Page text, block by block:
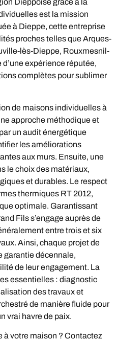
Dieppoise grâce à la
est la mission
à Dieppe, cette entreprise
proches telles que Arques-
lès-Dieppe, Rouxmesnil-
expérience réputée,
complètes pour sublimer
de maisons individuelles à
approche méthodique et
un audit énergétique
les améliorations
aux murs. Ensuite, une
le choix des matériaux,
et durables. Le respect
thermiques RT 2012,
optimale. Garantissant
Fils s’engage auprès de
entre trois et six
Ainsi, chaque projet de
garantie décennale,
de leur engagement. La
essentielles : diagnostic
des travaux et
de manière fluide pour
vrai havre de paix.
à votre maison ? Contactez